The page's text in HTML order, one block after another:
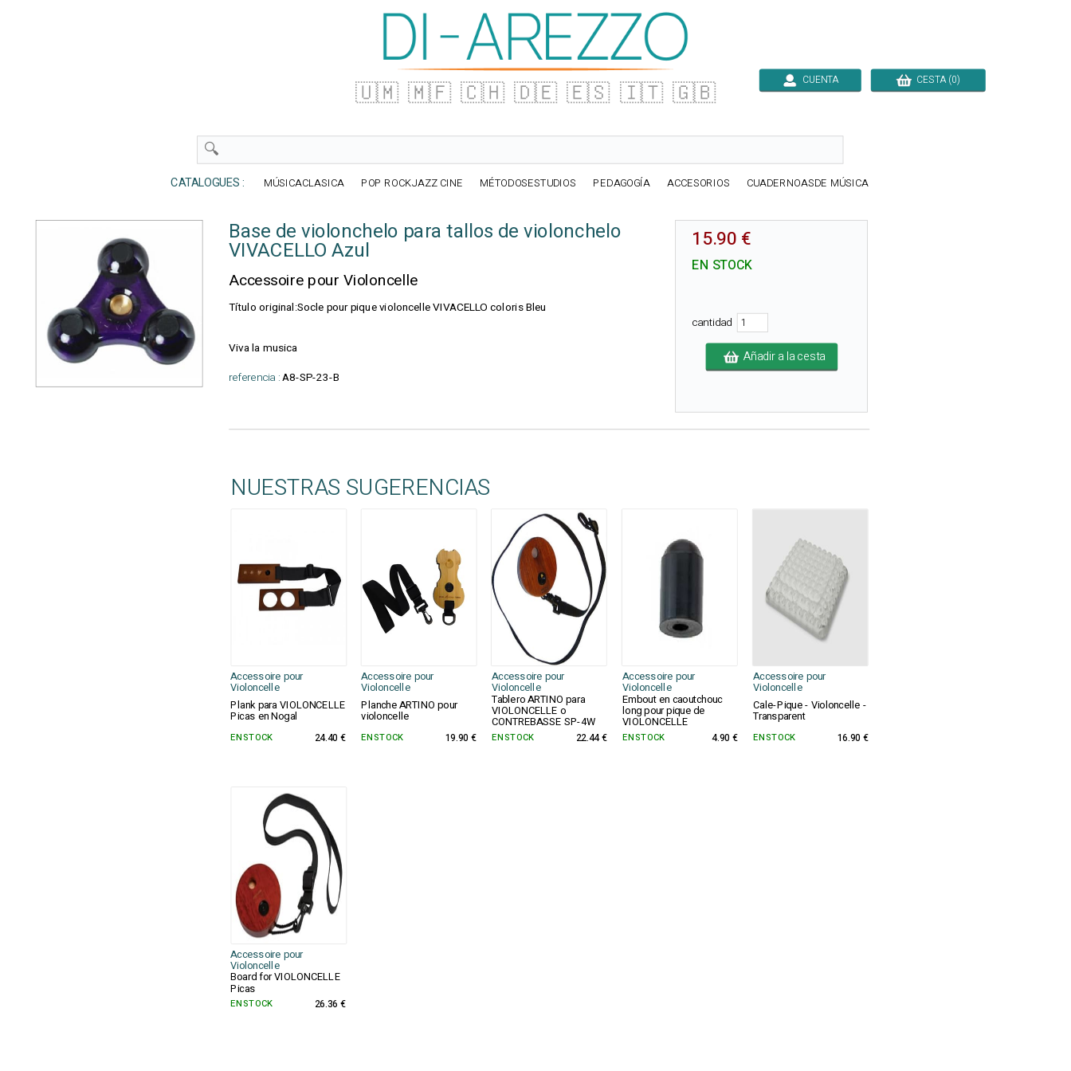
🇺🇲 🇲🇫 🇨🇭 🇩🇪 🇪🇸 🇮🇹 🇬🇧 CUENTA CESTA (0)
CATALOGUES : MÚSICACLASICA POP ROCKJAZZ CINE MÉTODOSESTUDIOS PEDAGOGÍA ACCESORIOS CUADERNOASDE MÚSICA
Base de violonchelo para tallos de violonchelo
VIVACELLO Azul
Accessoire pour Violoncelle
Título original:Socle pour pique violoncelle VIVACELLO coloris Bleu
Viva la musica
referencia :A8-SP-23-B
15.90 €
EN STOCK
cantidad
Añadir a la cesta
NUESTRAS SUGERENCIAS
Accessoire pour
Violoncelle
Accessoire pour
Violoncelle
Accessoire pour
Violoncelle
Accessoire pour
Violoncelle
Accessoire pour
Violoncelle
Plank para VIOLONCELLE
Picas en Nogal
Planche ARTINO pour
violoncelle
Tablero ARTINO para
VIOLONCELLE o
CONTREBASSE SP-4W
Embout en caoutchouc
long pour pique de
VIOLONCELLE
Cale-Pique - Violoncelle -
Transparent
EN STOCK 24.40 € EN STOCK 19.90 € EN STOCK 22.44 € EN STOCK 4.90 € EN STOCK 16.90 €
Accessoire pour
Violoncelle
Board for VIOLONCELLE
Picas
EN STOCK 26.36 €